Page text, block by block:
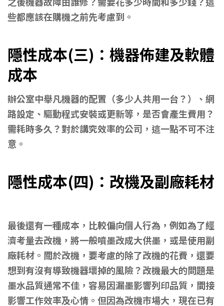
些都應該在購機之前先考慮到。
隱性成本(三)：機器佈建及軟體
成本
辦公室中舉凡機器的配置（多少人共用一台？）、網
路設定、驅動程式安裝或更新等，是否會產生費用？
需耗時多久？對於講究效率的公司，這一點不可不注
意。
隱性成本(四)：改機及副廠耗材
最後還有一種成本，比較偏向個人行為，例如為了經
濟考量去改機，將一般噴墨改成大供墨，或是使用副
廠耗材。關於改機，要考慮的除了改機的花費，還要
想到有沒有導致機器壞掉的風險？改機最大的問題是
墨水品質通常不佳，容易因漏墨影響列印品質，間接
影響工作效率及心情。但因為改機市場大，現在已有